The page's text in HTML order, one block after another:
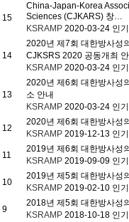
15
China-Japan-Korea
Sciences (CJKARS) 창…
KSRAMP 2020-03-24 인기
14
2020년 제7회 대한방사성
CJKSRS 2020 공동개최
KSRAMP 2020-03-24 인기
13
2020년 제6회 대한방사성
소 안내
KSRAMP 2020-03-24 인기
12
2020년 제6회 대한방사성
KSRAMP 2019-12-13 인기
11
2019년 제6회 대한방사성
KSRAMP 2019-09-09 인기
10
2019년 제5회 대한방사성
KSRAMP 2019-02-10 인기
9
2018년 제5회 대한방사성
KSRAMP 2018-10-18 인기